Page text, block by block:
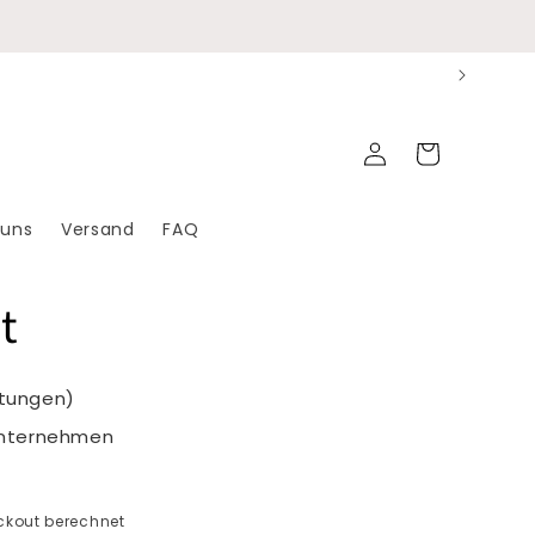
Versand FAQ
EinloggenWarenkorb
berechnet